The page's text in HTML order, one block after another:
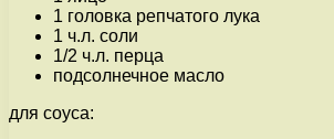
1 головка репчатого лука
1 ч.л. соли
1/2 ч.л. перца
подсолнечное масло
для соуса: